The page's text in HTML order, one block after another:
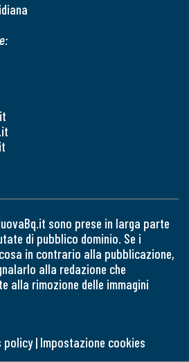
sono prese in larga parte
di pubblico dominio. Se i
in contrario alla pubblicazione,
alla redazione che
alla rimozione delle immagini
policy| Impostazione cookies